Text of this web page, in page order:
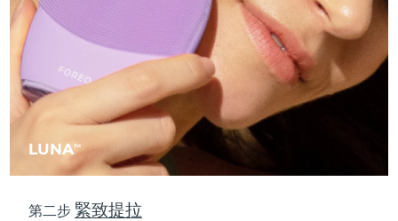
LUNATM
第二步 緊致提拉
墨西哥 預計送達日期8/13/26
摩納哥 預計送達日期 8/10/26
荷蘭 預計送達日期
紐西蘭